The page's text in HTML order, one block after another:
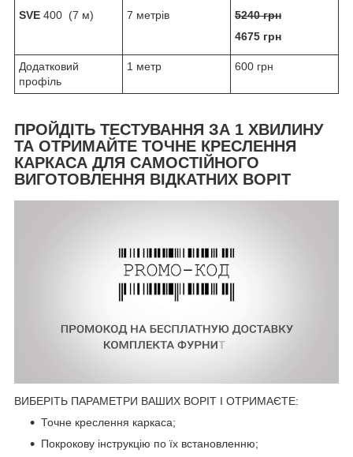
SVE 400 (7 м) 7 метрів
5240 грн
4675 грн
Додатковий
профіль
1 метр 600 грн
ПРОЙДІТЬ ТЕСТУВАННЯ ЗА 1 ХВИЛИНУ
ТА ОТРИМАЙТЕ ТОЧНЕ КРЕСЛЕННЯ
КАРКАСА ДЛЯ САМОСТІЙНОГО
ВИГОТОВЛЕННЯ ВІДКАТНИХ ВОРІТ
ВИБЕРІТЬ ПАРАМЕТРИ ВАШИХ ВОРІТ І ОТРИМАЄТЕ:
Точне креслення каркаса;
Покрокову інструкцію по їх встановленню;